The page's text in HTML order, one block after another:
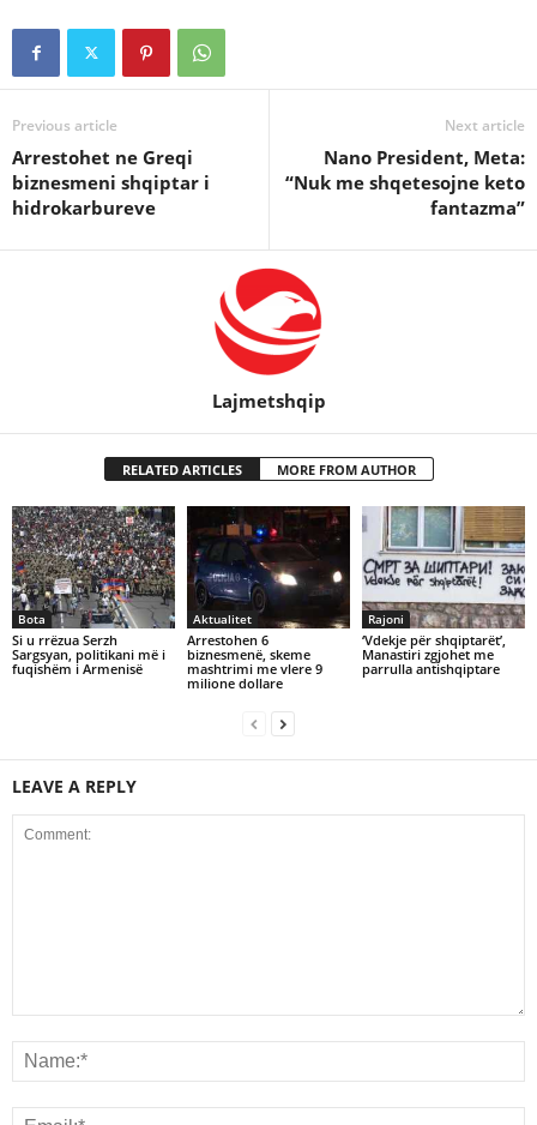
Previous article
Arrestohet ne Greqi
biznesmeni shqiptar i
hidrokarbureve
Next article
Nano President, Meta:
“Nuk me shqetesojne keto
fantazma”
Lajmetshqip
RELATED ARTICLES MORE FROM AUTHOR
Bota
Si u rrëzua Serzh
Sargsyan, politikani më i
fuqishëm i Armenisë
Aktualitet
Arrestohen 6
biznesmenë, skeme
mashtrimi me vlere 9
milione dollare
Rajoni
‘Vdekje për shqiptarët’,
Manastiri zgjohet me
parrulla antishqiptare
LEAVE A REPLY